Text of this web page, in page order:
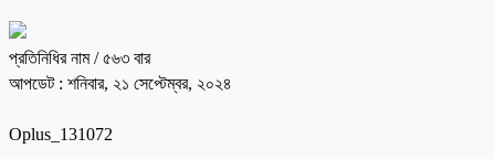
প্রতিনিধির নাম/ ৫৬৩ বার
আপডেট : শনিবার, ২১ সেপ্টেম্বর, ২০২৪
Oplus_131072